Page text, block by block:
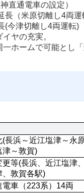
直通電車の設定）
（米原切離し4両運
(今津切離し4両運転)
ヤの充実。
ホームで可能とし
長浜～近江塩津～永原
津～敦賀)
更等(長浜、近江塩津
、敦賀各駅)
電車（223系）14両